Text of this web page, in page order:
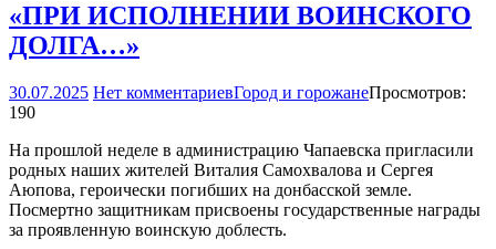
«ПРИ ИСПОЛНЕНИИ ВОИНСКОГО
ДОЛГА…»
30.07.2025 Нет комментариевГород и горожанеПросмотров:
190
На прошлой неделе в администрацию Чапаевска пригласили
родных наших жителей Виталия Самохвалова и Сергея
Аюпова, героически погибших на донбасской земле.
Посмертно защитникам присвоены государственные награды
за проявленную воинскую доблесть.